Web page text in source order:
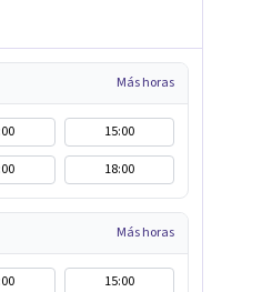
Más horas
15:00
18:00
Más horas
15:00